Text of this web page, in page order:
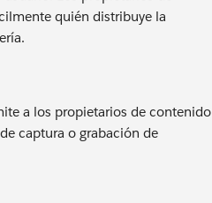
quién distribuye la
a los propietarios de contenido
captura o grabación de